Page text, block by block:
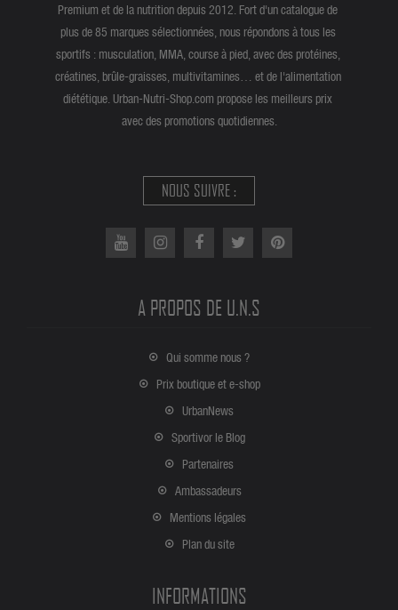
Premium et de la nutrition depuis 2012. Fort d'un catalogue de
plus de 85 marques sélectionnées, nous répondons à tous les
sportifs : musculation, MMA, course à pied, avec des protéines,
créatines, brûle-graisses, multivitamines… et de l'alimentation
diététique. Urban-Nutri-Shop.com propose les meilleurs prix
avec des promotions quotidiennes.
NOUS SUIVRE :
A PROPOS DE U.N.S
Qui somme nous ?
Prix boutique et e-shop
UrbanNews
Sportivor le Blog
Partenaires
Ambassadeurs
Mentions légales
Plan du site
INFORMATIONS